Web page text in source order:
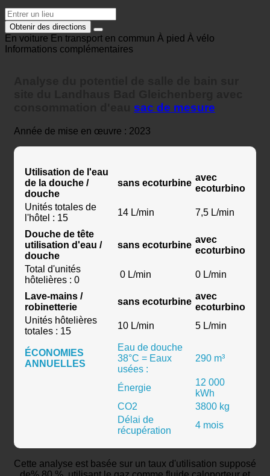
Obtenir des directions
En transport en commun
site du Landhaus Bad Gleichenberg avec
consommation d'eausac de mesure
Année de mise en œuvre : 2023
Utilisation de l'eau
de la douche /
douche
ecoturbino
l'hôtel : 15
Douche de tête
utilisation d'eau /
douche
ecoturbino
hôtelières : 0
0 L/min
Lave-mains /
robinetterie
sans ecoturbine
ecoturbino
totales : 15
10 L/min
Eau de douche
usées :
290 m³
Énergie
12 000
kWh
CO2
3800 kg
Délai de
récupération